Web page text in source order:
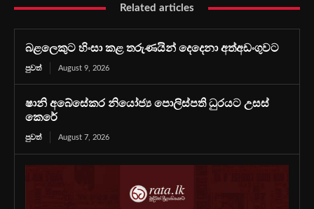
Related articles
බළලෙකුට හිංසා කළ තරුණයින් දෙදෙනා අත්අඩංගුවට
පුවත් August 9, 2026
ෂානි අබේසේකර නියෝජ්‍ය පොලිස්පති ධුරයට උසස්
කෙරේ
පුවත් August 7, 2026